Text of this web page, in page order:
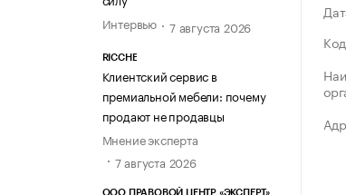
Интервью
7 августа 2026
RICCHE
Клиентский сервис в
премиальной мебели: почему
продают не продавцы
Мнение эксперта
7 августа 2026
ООО ПРАВОВОЙ ЦЕНТР «ЭКСПЕРТ»